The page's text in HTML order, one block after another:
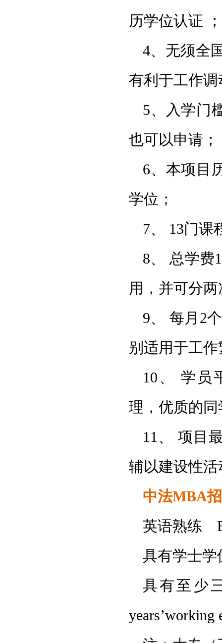
历学位认证 ；
4、无须全
有利于工作
5、入学门
也可以申请；
6、本项目
学位；
7、 13门课
8、 总学费
用，并可分
9、 每月2
别适用于工
10、 学员
理，优质的
11、 项目
辅以建设性
中法MBA
英语熟练
具有学士学
具有至少
years’working